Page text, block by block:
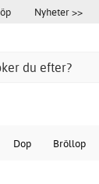
Nyheter >>
Dop Bröllop